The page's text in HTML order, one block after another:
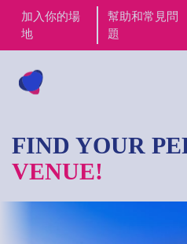
加入你的場
地
幫助和常見問
題
FIND YOUR
VENUE!